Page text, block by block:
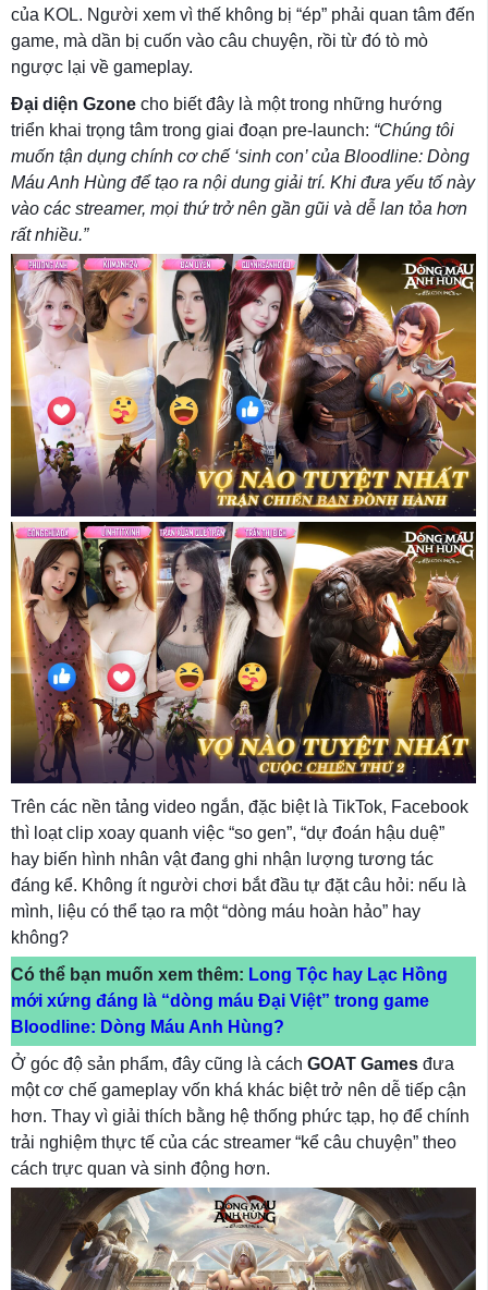
của KOL. Người xem vì thế không bị “ép” phải quan tâm đến
game, mà dần bị cuốn vào câu chuyện, rồi từ đó tò mò
ngược lại về gameplay.
Đại diện Gzone cho biết đây là một trong những hướng
triển khai trọng tâm trong giai đoạn pre-launch: “Chúng tôi
muốn tận dụng chính cơ chế ‘sinh con’ của Bloodline: Dòng
Máu Anh Hùng để tạo ra nội dung giải trí. Khi đưa yếu tố này
vào các streamer, mọi thứ trở nên gần gũi và dễ lan tỏa hơn
rất nhiều.”
Trên các nền tảng video ngắn, đặc biệt là TikTok, Facebook
thì loạt clip xoay quanh việc “so gen”, “dự đoán hậu duệ”
hay biến hình nhân vật đang ghi nhận lượng tương tác
đáng kể. Không ít người chơi bắt đầu tự đặt câu hỏi: nếu là
mình, liệu có thể tạo ra một “dòng máu hoàn hảo” hay
không?
Có thể bạn muốn xem thêm: Long Tộc hay Lạc Hồng
mới xứng đáng là “dòng máu Đại Việt” trong game
Bloodline: Dòng Máu Anh Hùng?
Ở góc độ sản phẩm, đây cũng là cách GOAT Games đưa
một cơ chế gameplay vốn khá khác biệt trở nên dễ tiếp cận
hơn. Thay vì giải thích bằng hệ thống phức tạp, họ để chính
trải nghiệm thực tế của các streamer “kể câu chuyện” theo
cách trực quan và sinh động hơn.